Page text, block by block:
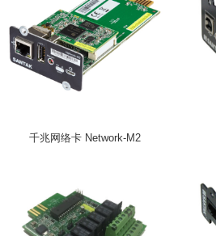
千兆网络卡 Network-M2